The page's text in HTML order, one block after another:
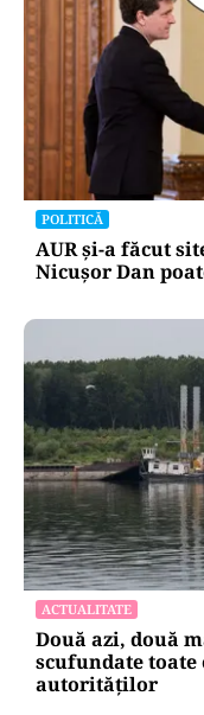
POLITICĂ
AUR și-a făcut
Nicușor Dan
ACTUALITATE
Două azi, două
scufundate
autorităților